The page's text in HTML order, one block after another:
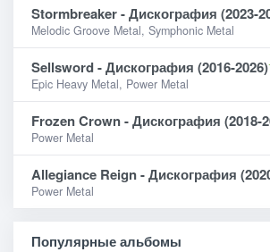
Stormbreaker - Дискография (2023-
Melodic Groove Metal, Symphonic Metal
Sellsword - Дискография (2016-2026)
Epic Heavy Metal, Power Metal
Frozen Crown - Дискография (2018-
Power Metal
Allegiance Reign - Дискография
Power Metal
Популярные альбомы